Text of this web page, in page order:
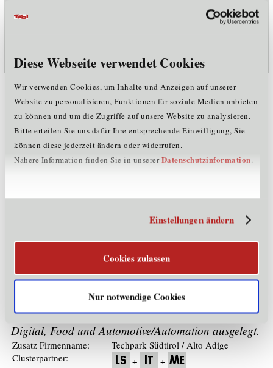
Diese Webseite verwendet Cookies
Wir verwenden Cookies, um Inhalte und Anzeigen auf unserer
Website zu personalisieren, Funktionen für soziale Medien anbieten
zu können und um die Zugriffe auf unsere Website zu analysieren.
Bitte erteilen Sie uns dafür Ihre entsprechende Einwilligung, Sie
können diese jederzeit ändern oder widerrufen.
Nähere Information finden Sie in unsererDatenschutzinformation.
Einstellungen ändern
Cookies zulassen
Nur notwendige Cookies
m+43 676 843 101 232
Der NOI Techpark ist ein 2017 begründeter
Technologie- und Wissenschaftspark in Bozen,
Südtirol, Italien. NOI steht als Akronym für Nature
Of Innovation, spielt aber auch auf das deutsche
Wort "neu" und das italienische Wort noi für "wir"
an. Die Einrichtung ist als Gründerzentrum
Unternehmen. Daneben soll der NOI Techpark zur
regionalen Wirtschaftsförderung und Vernetzung
beitragen. Als wichtigste wissenschaftliche Akteure
fungieren Eurac Research, die Freie Universität
Bozen und die Fraunhofer-Gesellschaft. Er ist
insbesondere auf Kooperation und
Technologietransfer in den vier Feldern Green,
Digital, Food und Automotive/Automation ausgelegt.
Zusatz Firmenname:
Techpark Südtirol / Alto Adige
Clusterpartner:
LS + IT + ME